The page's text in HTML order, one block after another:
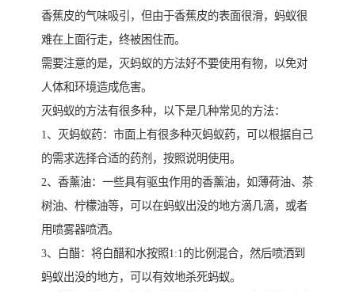
香蕉皮的气味吸引，但由于香蕉皮的表面很滑，蚂蚁很
难在上面行走，终被困住而。
需要注意的是，灭蚂蚁的方法好不要使用有物，以免对
人体和环境造成危害。
灭蚂蚁的方法有很多种，以下是几种常见的方法：
1、灭蚂蚁药：市面上有很多种灭蚂蚁药，可以根据自己
的需求选择合适的药剂，按照说明使用。
2、香薰油：一些具有驱虫作用的香薰油，如薄荷油、茶
树油、柠檬油等，可以在蚂蚁出没的地方滴几滴，或者
用喷雾器喷洒。
3、白醋：将白醋和水按照1:1的比例混合，然后喷洒到
蚂蚁出没的地方，可以有效地杀死蚂蚁。